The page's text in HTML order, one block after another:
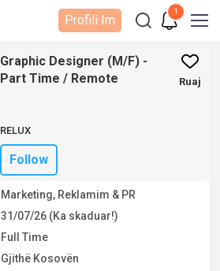
1
Profili Im
Graphic Designer (M/F) -
Part Time / Remote
Ruaj
RELUX
Follow
Marketing, Reklamim & PR
31/07/26 (Ka skaduar!)
Full Time
Gjithë Kosovën